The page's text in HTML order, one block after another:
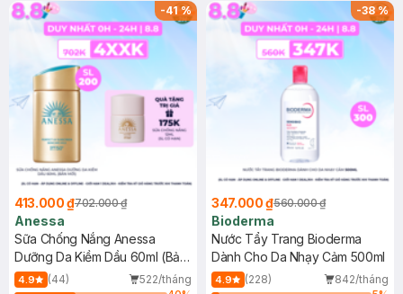
SPF 50+ 20ml (SL Có Hạn)
(SL có hạn)
-41%
413.000 ₫702.000 ₫
Anessa
Sữa Chống Nắng Anessa
Dưỡng Da Kiềm Dầu 60ml (Bản
Mới)
4.9 (44)
522/tháng
-38%
347.000 ₫560.000 ₫
Bioderma
Nước Tẩy Trang Bioderma
Dành Cho Da Nhạy Cảm 500ml
4.9 (228)
842/tháng